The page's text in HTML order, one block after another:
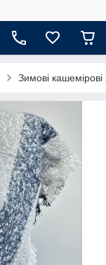
Зимові кашемірові